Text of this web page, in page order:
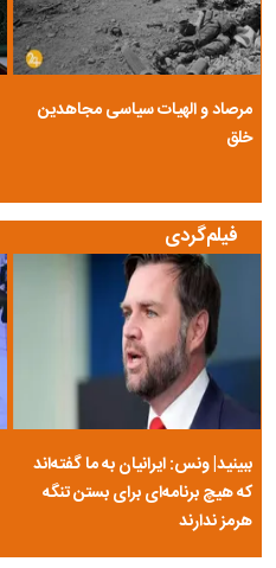
مرصاد و الهیات سیاسی مجاهدین
خلق
فیلم‌گردی
ببینید| ونس: ایرانیان به ما گفته‌اند
که هیچ برنامه‌ای برای بستن تنگه
هرمز ندارند